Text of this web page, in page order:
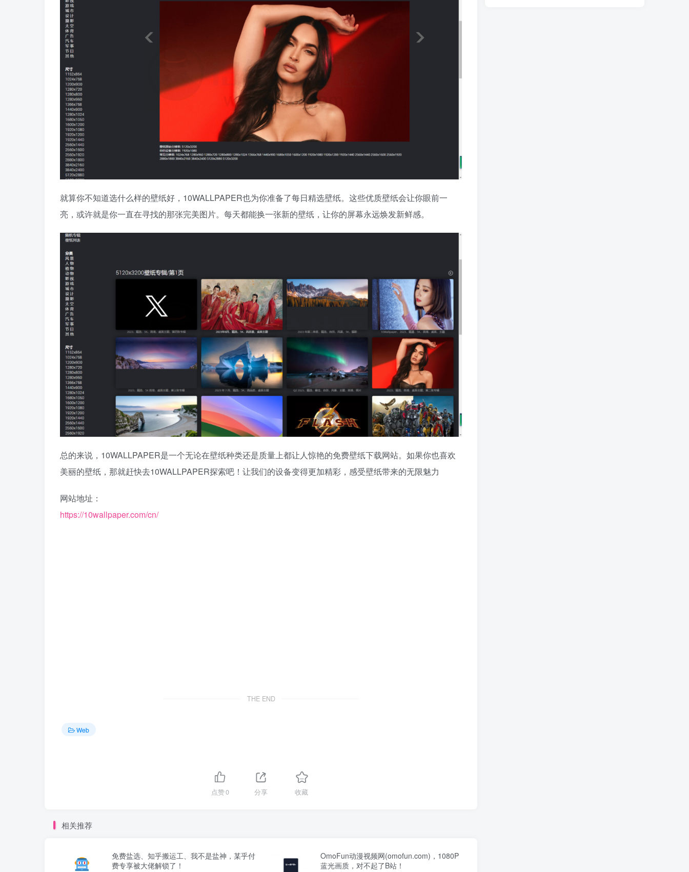
就算你不知道选什么样的壁纸好，10WALLPAPER也为你准备了每日精选壁纸。这些优质壁纸会让你眼前一
亮，或许就是你一直在寻找的那张完美图片。每天都能换一张新的壁纸，让你的屏幕永远焕发新鲜感。
总的来说，10WALLPAPER是一个无论在壁纸种类还是质量上都让人惊艳的免费壁纸下载网站。如果你也喜欢
美丽的壁纸，那就赶快去10WALLPAPER探索吧！让我们的设备变得更加精彩，感受壁纸带来的无限魅力
网站地址：
https://10wallpaper.com/cn/
THE END
Web
点赞0 分享 收藏
相关推荐
免费盐选、知乎搬运工、我不是盐神，某乎付
费专享被大佬解锁了！
OmoFun动漫视频网(omofun.com)，1080P
蓝光画质，对不起了B站！